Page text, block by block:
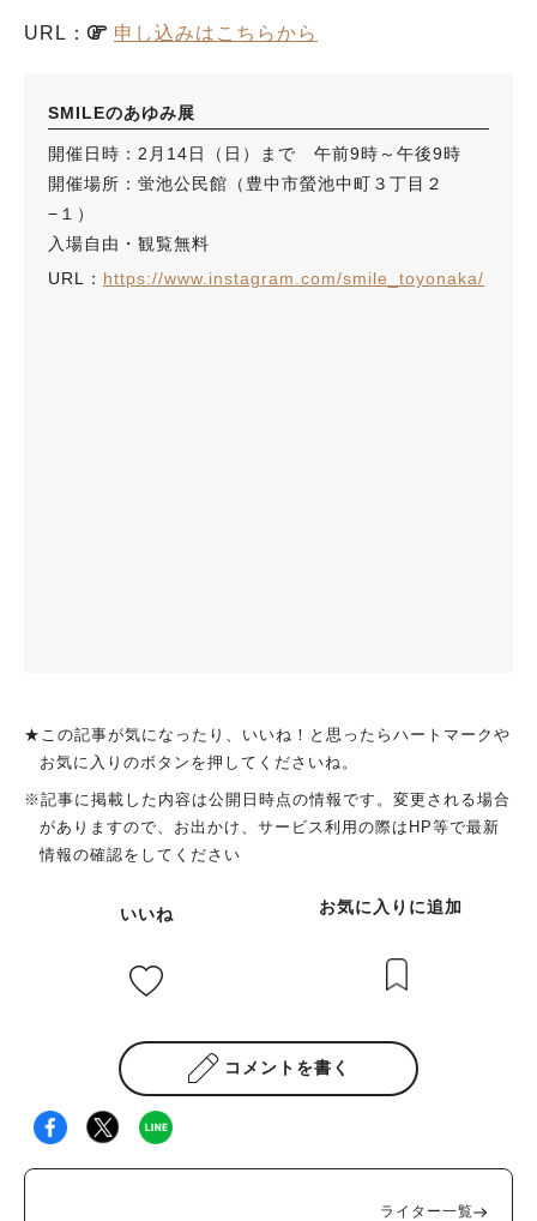
URL： 申し込みはこちらから
SMILEのあゆみ展
開催日時：2月14日（日）まで 午前9時～午後9時
開催場所：蛍池公民館（豊中市螢池中町３丁目２
−１）
入場自由・観覧無料
URL： https://www.instagram.com/smile_toyonaka/
★この記事が気になったり、いいね！と思ったらハートマークや
お気に入りのボタンを押してくださいね。
※記事に掲載した内容は公開日時点の情報です。変更される場合
がありますので、お出かけ、サービス利用の際はHP等で最新
情報の確認をしてください
いいね お気に入りに追加
コメントを書く
ライター一覧